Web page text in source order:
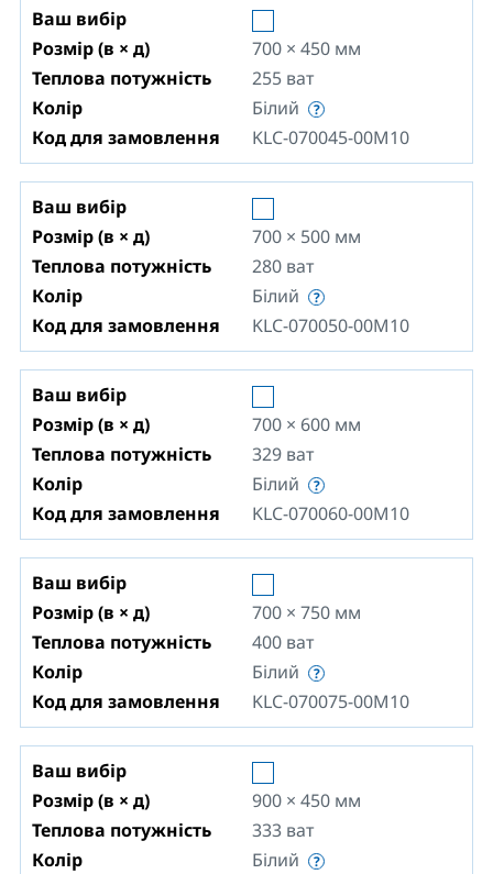
Ваш вибір
Розмір (в × д)
700 × 450 мм
Теплова потужність
255 ват
Колір
Білий
Код для замовлення
KLC-070045-00M10
Ваш вибір
Розмір (в × д)
700 × 500 мм
Теплова потужність
280 ват
Колір
Білий
Код для замовлення
KLC-070050-00M10
Ваш вибір
Розмір (в × д)
700 × 600 мм
Теплова потужність
329 ват
Колір
Білий
Код для замовлення
KLC-070060-00M10
Ваш вибір
Розмір (в × д)
700 × 750 мм
Теплова потужність
400 ват
Колір
Білий
Код для замовлення
KLC-070075-00M10
Ваш вибір
Розмір (в × д)
900 × 450 мм
Теплова потужність
333 ват
Колір
Білий